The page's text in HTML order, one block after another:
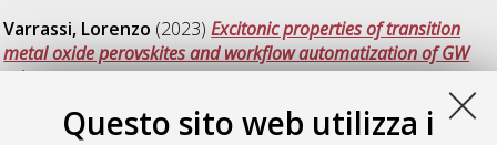
Questo sito web utilizza i
Varrassi, Lorenzo (2023)Excitonic properties of transition
metal oxide perovskites and workflow automatization of GW
schemes, [Dissertation thesis], Alma Mater Studiorum
, 35 Ciclo.
DOI 10.48676/unibo/amsdottorato/10831.